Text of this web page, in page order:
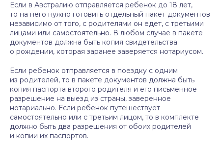
Если в Австралию отправляется ребенок до 18 лет,
то на него нужно готовить отдельный пакет документов
независимо от того, с родителями он едет, с третьими
лицами или самостоятельно. В любом случае в пакете
документов должна быть копия свидетельства
о рождении, которая заранее заверяется нотариусом.
Если ребенок отправляется в поездку с одним
из родителей, то в пакете документов должна быть
копия паспорта второго родителя и его письменное
разрешение на выезд из страны, заверенное
нотариально. Если ребенок путешествует
самостоятельно или с третьим лицом, то в комплекте
должно быть два разрешения от обоих родителей
и копии их паспортов.